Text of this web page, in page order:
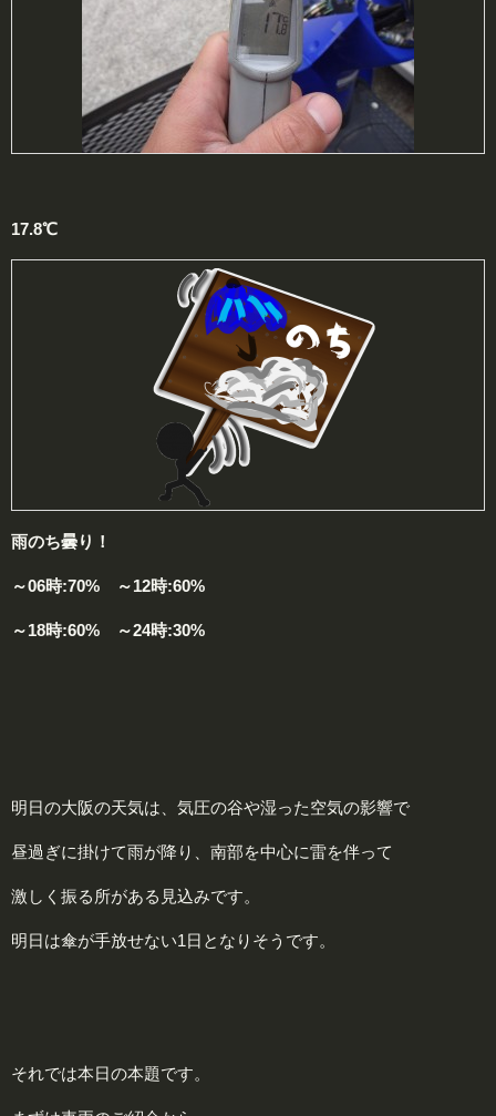
17.8℃
雨のち曇り！
～06時:70% ～12時:60%
～18時:60% ～24時:30%
明日の大阪の天気は、気圧の谷や湿った空気の影響で
昼過ぎに掛けて雨が降り、南部を中心に雷を伴って
激しく振る所がある見込みです。
明日は傘が手放せない1日となりそうです。
それでは本日の本題です。